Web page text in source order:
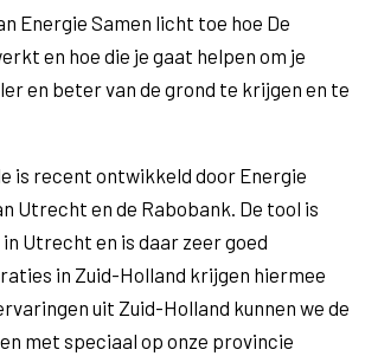
Energie Samen licht toe hoe De
en hoe die je gaat helpen om je
en beter van de grond te krijgen en te
is recent ontwikkeld door Energie
Utrecht en de Rabobank. De tool is
Utrecht en is daar zeer goed
in Zuid-Holland krijgen hiermee
uit Zuid-Holland kunnen we de
met speciaal op onze provincie